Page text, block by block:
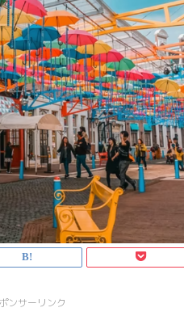
ンサーリンク